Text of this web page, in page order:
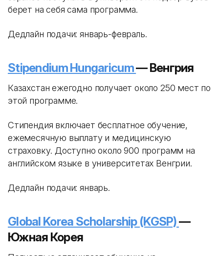
берет на себя сама программа.
Дедлайн подачи: январь-февраль.
Stipendium Hungaricum— Венгрия
Казахстан ежегодно получает около 250 мест по
этой программе.
Стипендия включает бесплатное обучение,
ежемесячную выплату и медицинскую
страховку. Доступно около 900 программ на
английском языке в университетах Венгрии.
Дедлайн подачи: январь.
Global Korea Scholarship (KGSP)—
Южная Корея